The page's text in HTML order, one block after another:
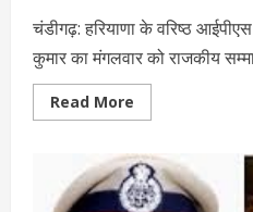
चंडीगढ़: हरियाणा के वरिष्ठ
कुमार का मंगलवार को राजकीय
Read More
more
के
एडीजीपी
वाई
पूरण